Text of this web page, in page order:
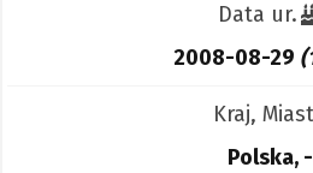
Data ur.
2008-08-29
Kraj,
Polska, -